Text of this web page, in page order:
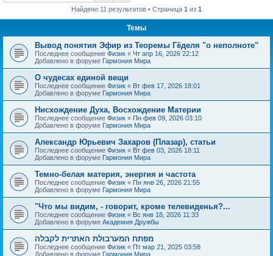
Найдено 11 результатов • Страница 1 из 1
Темы
Вывод понятия Эфир из Теоремы Гёделя "о неполноте"
Последнее сообщение Физик « Чт апр 16, 2026 22:12
Добавлено в форуме Гармония Мира
О чудесах единой вещи
Последнее сообщение Физик « Вт фев 17, 2026 18:01
Добавлено в форуме Гармония Мира
Нисхождение Духа, Восхождение Материи
Последнее сообщение Физик « Пн фев 09, 2026 03:10
Добавлено в форуме Гармония Мира
Александр Юрьевич Захаров (Плазар), статьи
Последнее сообщение Физик « Вт фев 03, 2026 18:11
Добавлено в форуме Гармония Мира
Темно-белая материя, энергия и частота
Последнее сообщение Физик « Пн янв 26, 2026 21:55
Добавлено в форуме Гармония Мира
"Что мы видим, - говорит, кроме телевиденья?...
Последнее сообщение Физик « Вс янв 18, 2026 11:33
Добавлено в форуме Академия Дружбы
מפתח המערבולת האתרית לקבלה
Последнее сообщение Физик « Пт мар 21, 2025 03:58
Добавлено в форуме Гармония Мира